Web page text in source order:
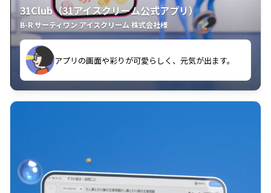
31Club（31アイスクリーム公式アプリ）
B-R サーティワン アイスクリーム 株式会社様
アプリの画面や彩りが可愛らしく、元気が出ます。
クラスごとに特典があるようなので使うのが楽しいで
す。